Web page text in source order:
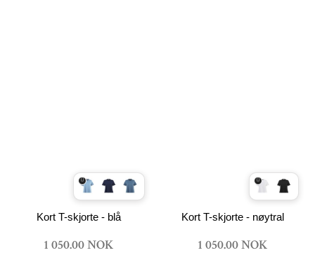
Kort T-skjorte - blå
1 050.00 NOK
Kort T-skjorte - nøytral
1 050.00 NOK